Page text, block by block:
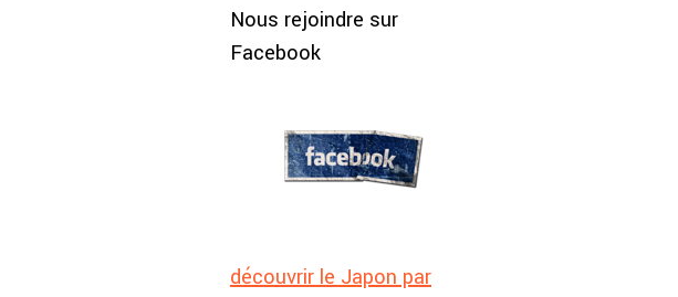
Nous rejoindre sur
Facebook
découvrir le Japon par